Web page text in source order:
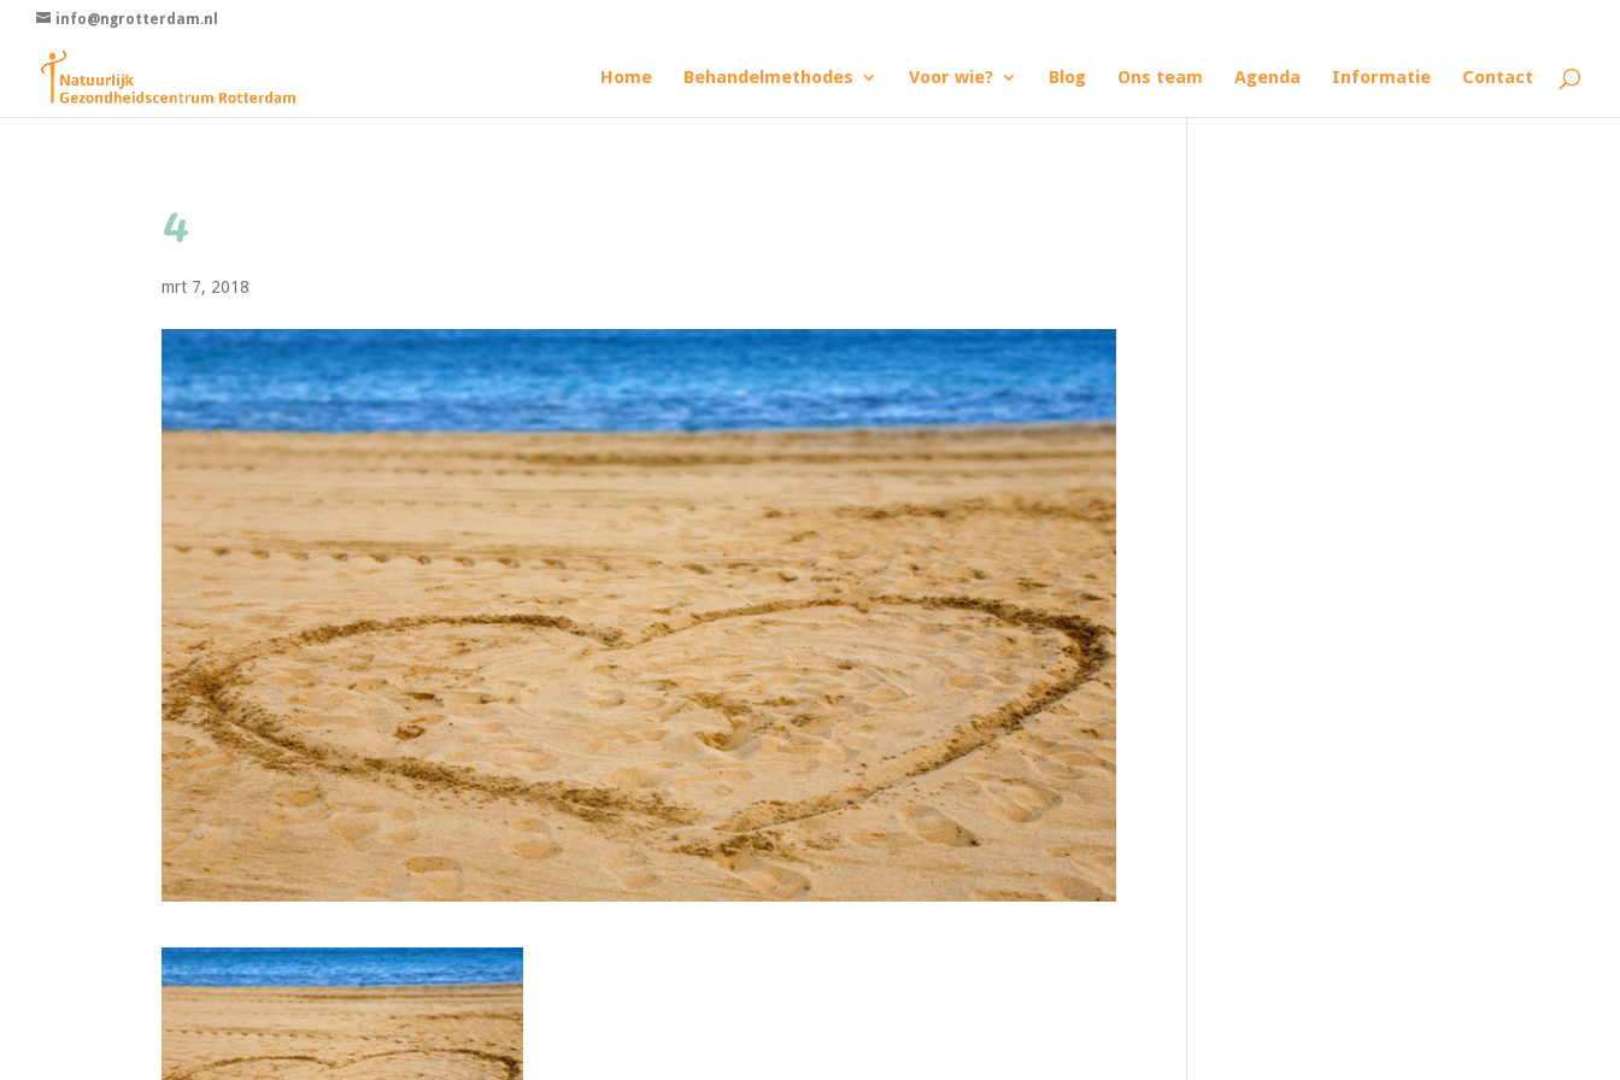
info@ngrotterdam.nl
Home Behandelmethodes Voor wie? Blog Ons team Agenda Informatie Contact
4
mrt 7, 2018